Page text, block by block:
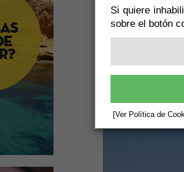
Si quiere
sobre el botón
[Ver Política de